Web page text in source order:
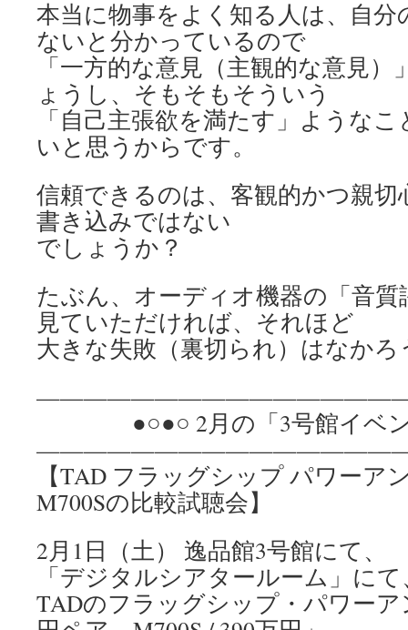
本当に物事をよく知る人は、自
ないと分かっているので
「一方的な意見（主観的な意見
ょうし、そもそもそういう
「自己主張欲を満たす」ような
いと思うからです。
信頼できるのは、客観的かつ親
書き込みではない
でしょうか？
たぶん、オーディオ機器の「音
見ていただければ、それほど
大きな失敗（裏切られ）はなか
●○●○ 2月の「3号館イベン
【TAD フラッグシップ パワーア
M700Sの比較試聴会】
2月1日（土） 逸品館3号館にて、
「デジタルシアタールーム」にて
TADのフラッグシップ・パワーア